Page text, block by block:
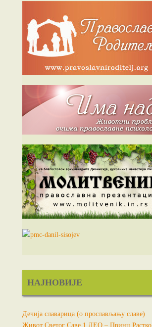
НАЈНОВИЈЕ
Дечија славарица (о прослављању славе)
Живот Светог Саве 1.ДЕО – Принц Растко